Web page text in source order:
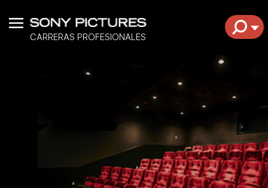
CARRERAS PROFESIONALES
Menú